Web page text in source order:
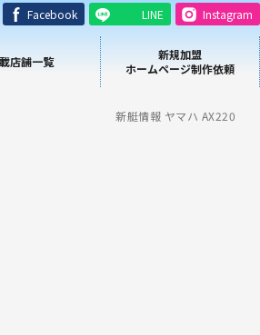
Facebook LINE Instagram
店舗一覧
新規加盟
ホームページ制作依頼
新艇情報 ヤマハ AX220